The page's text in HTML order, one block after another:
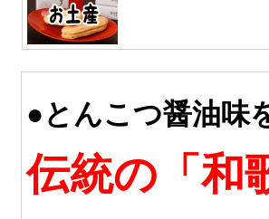
●とんこつ醤油味
伝統の「和